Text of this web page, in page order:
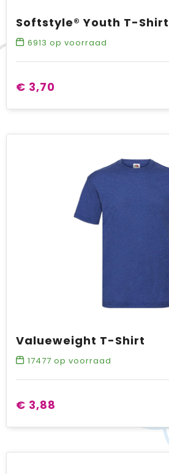
Softstyle® Youth T-Shirt
6913 op voorraad
€ 3,70
Valueweight T-Shirt
17477 op voorraad
€ 3,88